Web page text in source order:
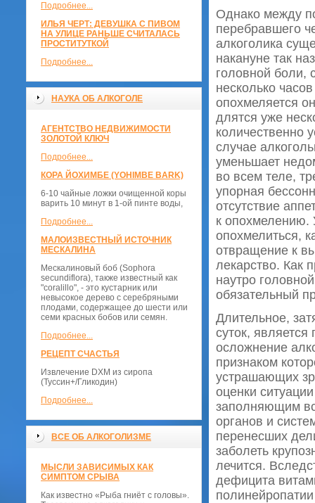
Подробнее...
ИЛЬЯ ЧЕРТ: ДЕВУШКА С ПИВОМ
НА УЛИЦЕ РАНЬШЕ СЧИТАЛАСЬ
ПРОСТИТУТКОЙ
Подробнее...
НАУКА ОБ АЛКОГОЛЕ
АГЕНТСТВО НЕДВИЖИМОСТИ
ЗОЛОТОЙ КЛЮЧ
Подробнее...
КОРА ЙОХИМБЕ (YOHIMBE BARK)
6-10 чайные ложки очищенной коры
варить 10 минут в 1-ой пинте воды,
Подробнее...
МАЛОИЗВЕСТНЫЙ ИСТОЧНИК
МЕСКАЛИНА
Мескалиновый боб (Sophora
secundiflora), также известный как
"coralillo", - это кустарник или
невысокое дерево с серебряными
плодами, содержащее до шести или
семи красных бобов или семян.
Подробнее...
РЕЦЕПТ СЧАСТЬЯ
Извлечение DXM из сиропа
(Туссин+/Гликодин)
Подробнее...
ВСЕ ОБ АЛКОГОЛИЗМЕ
МЫСЛИ ЗАВИСИМЫХ КАК
СИМПТОМ СРЫВА
Как известно «Рыба гниёт с головы».
Однако между
перебравшего
алкоголика
накануне так
головной боли,
несколько
опохмеляется
длятся уже
количественно
случае
уменьшает
во всем теле,
упорная
отсутствие
к опохмелению.
опохмелиться,
отвращение к
лекарство. Как
наутро
обязательный
Длительное,
суток,
осложнение
признаком
устрашающих
оценки
заполняющим
органов и
перенесших
заболеть
лечится.
дефицита